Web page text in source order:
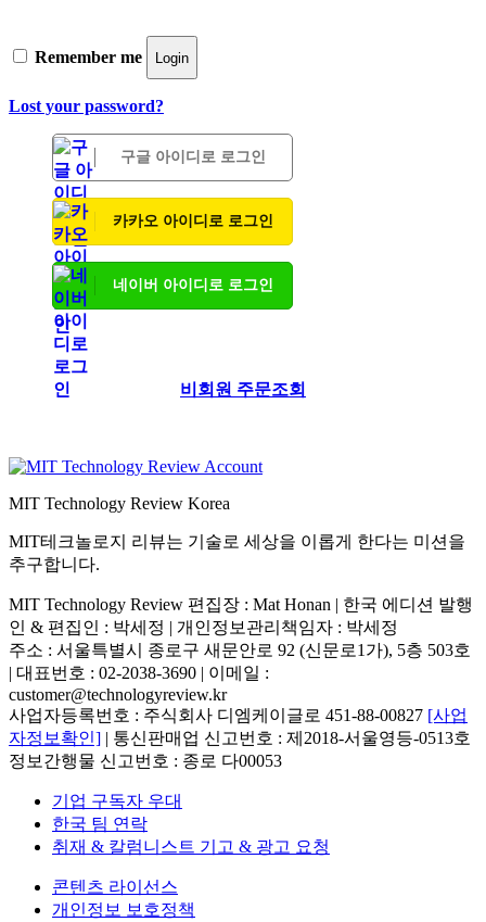
Remember me Login
Lost your password?
구글 아이디로 로그인
카카오 아이디로 로그인
네이버 아이디로 로그인
비회원 주문조회
MIT Technology Review Korea
MIT테크놀로지 리뷰는 기술로 세상을 이롭게 한다는 미션을
추구합니다.
MIT Technology Review 편집장 : Mat Honan | 한국 에디션 발행
인 & 편집인 : 박세정 | 개인정보관리책임자 : 박세정
주소 : 서울특별시 종로구 새문안로 92 (신문로1가), 5층 503호
| 대표번호 : 02-2038-3690 | 이메일 :
customer@technologyreview.kr
사업자등록번호 : 주식회사 디엠케이글로 451-88-00827 [사업
자정보확인] | 통신판매업 신고번호 : 제2018-서울영등-0513호
정보간행물 신고번호 : 종로 다00053
기업 구독자 우대
한국 팀 연락
취재 & 칼럼니스트 기고 & 광고 요청
콘텐츠 라이선스
개인정보 보호정책